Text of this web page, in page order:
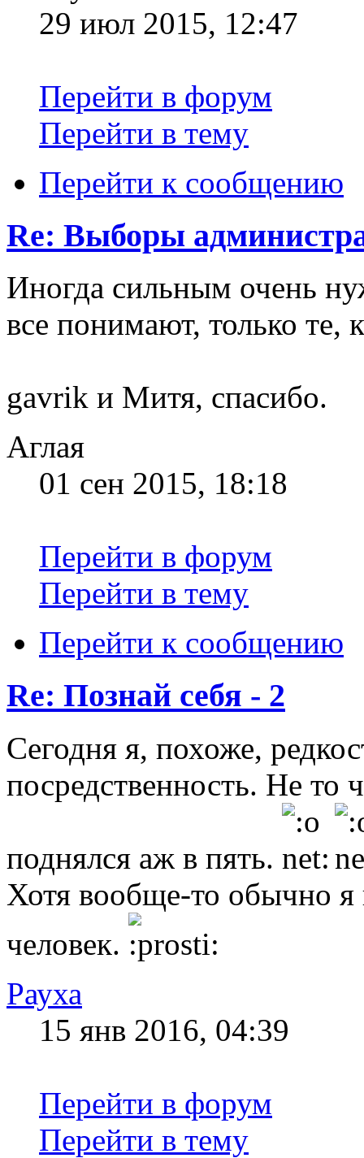
29 июл 2015, 12:47
Перейти в форум
Перейти в тему
Перейти к сообщению
Re: Выборы
Иногда сильным очень
все понимают, только те,
gavrik и Митя, спасибо.
Аглая
01 сен 2015, 18:18
Перейти в форум
Перейти в тему
Перейти к сообщению
Re: Познай себя - 2
Сегодня я, похоже,
посредственность. Не то
поднялся аж в пять.
Хотя вообще-то обычно я
человек.
Рауха
15 янв 2016, 04:39
Перейти в форум
Перейти в тему